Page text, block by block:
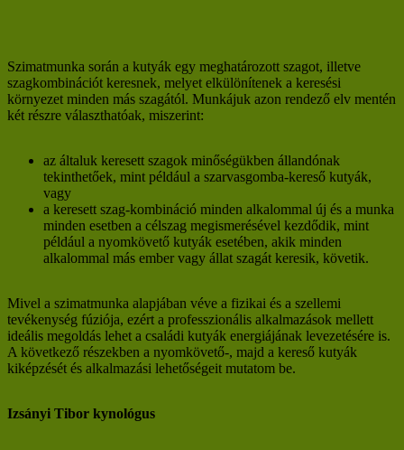
Szimatmunka során a kutyák egy meghatározott szagot, illetve
szagkombinációt keresnek, melyet elkülönítenek a keresési
környezet minden más szagától. Munkájuk azon rendező elv mentén
két részre választhatóak, miszerint:
az általuk keresett szagok minőségükben állandónak
tekinthetőek, mint például a szarvasgomba-kereső kutyák,
vagy
a keresett szag-kombináció minden alkalommal új és a munka
minden esetben a célszag megismerésével kezdődik, mint
például a nyomkövető kutyák esetében, akik minden
alkalommal más ember vagy állat szagát keresik, követik.
Mivel a szimatmunka alapjában véve a fizikai és a szellemi
tevékenység fúziója, ezért a professzionális alkalmazások mellett
ideális megoldás lehet a családi kutyák energiájának levezetésére is.
A következő részekben a nyomkövető-, majd a kereső kutyák
kiképzését és alkalmazási lehetőségeit mutatom be.
Izsányi Tibor kynológus